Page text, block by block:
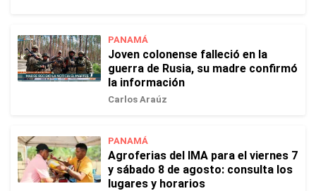
PANAMÁ
Joven colonense falleció en la
guerra de Rusia, su madre confirmó
la información
Carlos Araúz
PANAMÁ
Agroferias del IMA para el viernes 7
y sábado 8 de agosto: consulta los
lugares y horarios